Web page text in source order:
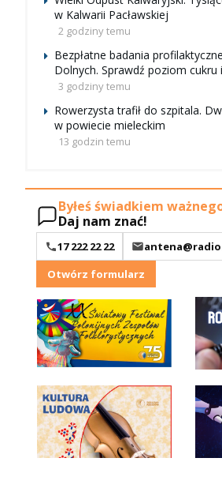
w Kalwarii Pacławskiej
2 godziny temu
Bezpłatne badania
Dolnych. Sprawdź poziom cukru i
3 godziny temu
Rowerzysta trafił do szpitala.
w powiecie mieleckim
13 godzin temu
Byłeś świadkiem
Daj nam znać!
17 222 22 22
Otwórz formularz